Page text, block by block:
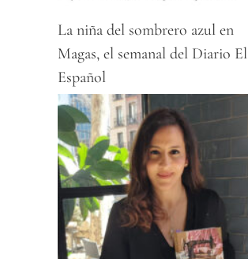
La niña del sombrero azul en
Magas, el semanal del Diario El
Español